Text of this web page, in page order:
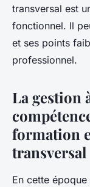
transversal est
fonctionnel. Il
et ses points
professionnel.
La gestion
formation
transversal
En cette